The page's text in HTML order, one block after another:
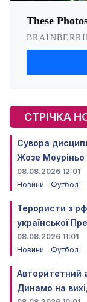
СТРІЧКА
Сувора
Жозе Моуріньо
08.08.2026 12:01
Новини
Футбол
Терористи з
української
08.08.2026 11:01
Новини
Футбол
Авторитетний
Динамо на